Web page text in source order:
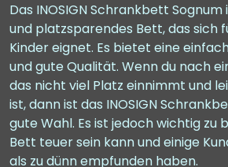
Das INOSIGN Schrankbett
und platzsparendes Bett, das sich
Kinder eignet. Es bietet eine
und gute Qualität. Wenn du nach
das nicht viel Platz einnimmt und
ist, dann ist das INOSIGN
gute Wahl. Es ist jedoch wichtig zu
Bett teuer sein kann und einige
als zu dünn empfunden haben.